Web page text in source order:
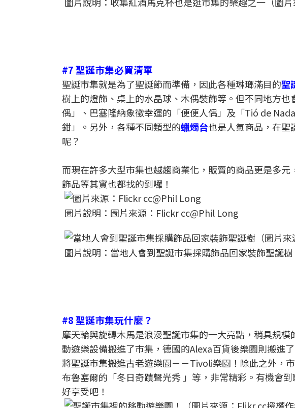
#7 聖誕市集必買清單
聖誕市集就是為了聖誕節而準備，因此各種琳瑯滿目的聖
樹上的燈飾、桌上的水晶球、木偶裝飾等。但不同地方
偶」、巴塞隆納象徵幸運的「便便人偶」及「Tió de
鉗」。另外，各種不同類型的蠟燭台也是人氣商品，在聖
呢？
而現在許多大型市集也越趨商業化，販賣的商品更是多
飾品等其實也都找的到囉！
圖片說明：圖片來源：Flickr cc@Phil Long
圖片說明：當地人會到聖誕市集採購飾品回家裝飾聖誕
#8 聖誕市集玩什麼？
摩天輪與旋轉木馬是浪漫聖誕市集的一大亮點，稍具規
動遊樂設備搬進了市集，德國的Alexa百貨後樂園則搬進
將聖誕市集搬進古老遊樂園－－Tivoli樂園！除此之外，
布魯塞爾的「冬日奇蹟聲光秀 」等，非常精彩。有機會
好享受吧！